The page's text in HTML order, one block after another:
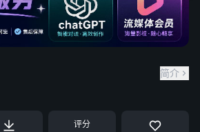
简介
评分